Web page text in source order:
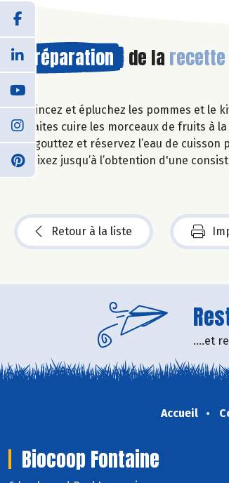
Préparation de la recette
Rincez et épluchez les pommes et le
Faites cuire les morceaux de fruits à
Egouttez et réservez l’eau de
Mixez jusqu’à l’obtention d'une
Retour à la liste
....et
Accueil
Biocoop Fontaine